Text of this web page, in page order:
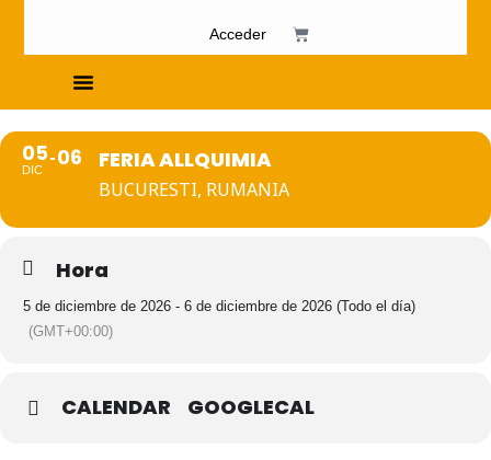
Acceder
05
DIC 06 FERIA ALLQUIMIA
BUCURESTI, RUMANIA
Hora
5 de diciembre de 2026 - 6 de diciembre de 2026 (Todo el día)
(GMT+00:00)
CALENDAR GOOGLECAL